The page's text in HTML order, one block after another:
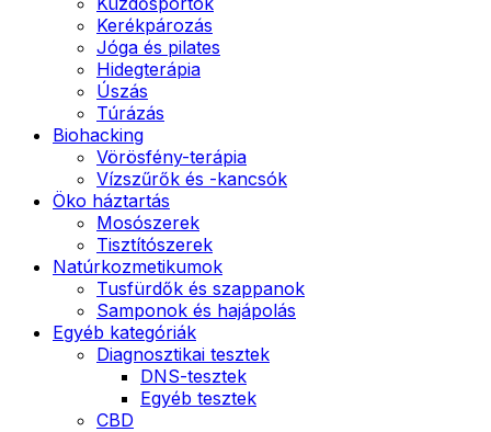
Kerékpározás
Jóga és pilates
Hidegterápia
Úszás
Túrázás
Biohacking
Vörösfény-terápia
Vízszűrők és -kancsók
Öko háztartás
Mosószerek
Tisztítószerek
Natúrkozmetikumok
Tusfürdők és szappanok
Samponok és hajápolás
Egyéb kategóriák
Diagnosztikai tesztek
DNS-tesztek
Egyéb tesztek
CBD